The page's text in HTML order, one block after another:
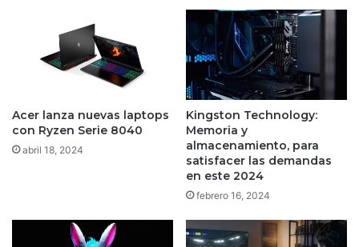
Acer lanza nuevas laptops
con Ryzen Serie 8040
abril 18, 2024
Kingston Technology:
Memoria y
almacenamiento, para
satisfacer las demandas
en este 2024
febrero 16, 2024